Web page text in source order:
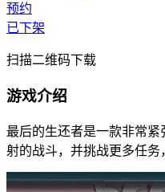
预约
已下架
扫描二维码下载
游戏介绍
最后的生还者是一款非常紧
射的战斗，并挑战更多任务